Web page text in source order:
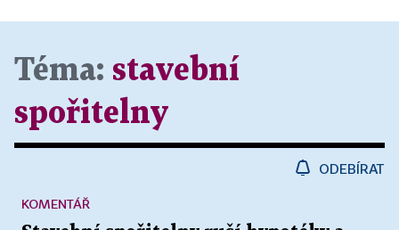
Téma: stavební
spořitelny
ODEBÍRAT
KOMENTÁŘ